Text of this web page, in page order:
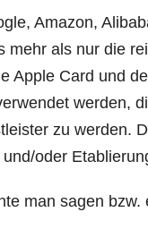
Ama­zon,
mehr als nur die
Apple Card und
wer­den,
zu wer­den.
und/​oder
man sagen bzw.